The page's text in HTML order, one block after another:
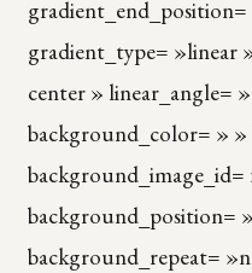
gradient_end_position=
gradient_type= »linear
center » linear_angle=
background_color= »
background_image_id=
background_position=
background_repeat=